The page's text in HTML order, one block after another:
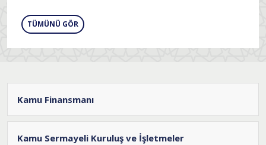
TÜMÜNÜ GÖR
Kamu Finansmanı
Kamu Sermayeli Kuruluş ve İşletmeler